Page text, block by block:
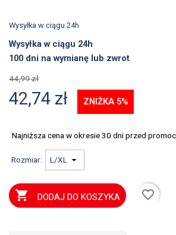
Wysyłka w ciągu 24h
Wysyłka w ciągu 24h
100 dni na wymianę lub zwrot
44,99 zł
42,74 zł ZNIŻKA 5%
Najniższa cena w okresie 30 dni przed
Rozmiar:
 DODAJ DO KOSZYKA favorite_border